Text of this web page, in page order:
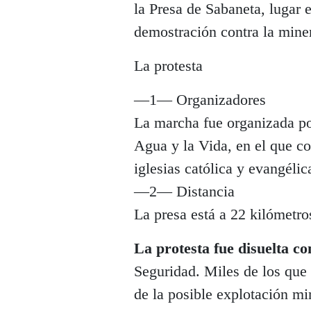
la Presa de Sabaneta, lugar
demostración contra la
La protesta
—1— Organizadores
La marcha fue organizada
Agua y la Vida, en el que
iglesias católica y
—2— Distancia
La presa está a 22
La protesta fue disuelta
Seguridad. Miles de los
de la posible explotación